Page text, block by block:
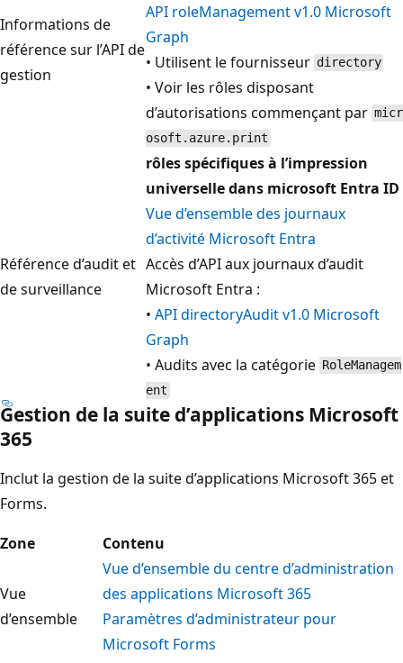
Informations de
référence sur l’API de
gestion
API roleManagement v1.0 Microsoft
Graph
• Utilisent le fournisseur directory
• Voir les rôles disposant
d’autorisations commençant par micr
osoft.azure.print
Référence d’audit et
de surveillance
rôles spécifiques à l’impression
universelle dans microsoft Entra ID
Vue d’ensemble des journaux
d’activité Microsoft Entra
Accès d’API aux journaux d’audit
Microsoft Entra :
• API directoryAudit v1.0 Microsoft
Graph
• Audits avec la catégorie RoleManagem
ent
Gestion de la suite d’applications Microsoft
365
Inclut la gestion de la suite d’applications Microsoft 365 et
Forms.
Zone
Contenu
Vue
d’ensemble
Vue d’ensemble du centre d’administration
des applications Microsoft 365
Paramètres d’administrateur pour
Microsoft Forms